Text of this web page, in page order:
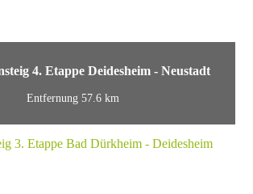
4. Etappe Deidesheim - Neustadt
Entfernung 57.6 km